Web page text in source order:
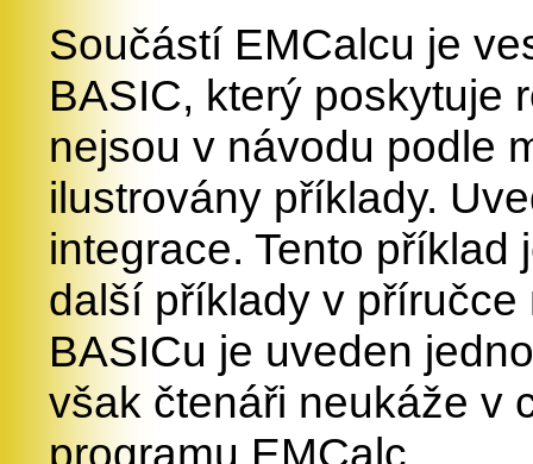
Součástí EMCalcu je
BASIC, který poskytuje
nejsou v návodu podle
ilustrovány příklady.
integrace. Tento
další příklady v
BASICu je uveden
však čtenáři neukáže v
programu EMCalc.